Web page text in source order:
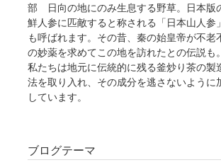
部 日向の地にのみ生息する野草。日本版
鮮人参に匹敵すると称される「日本山人参
も呼ばれます。その昔、秦の始皇帝が不老
の妙薬を求めてこの地を訪れたとの伝説も。
私たちは地元に伝統的に残る釜炒り茶の製
法を取り入れ、その成分を逃さないように
しています。
ブログテーマ